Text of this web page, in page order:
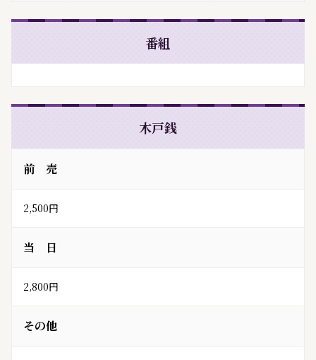
番組
木戸銭
前 売
2,500円
当 日
2,800円
その他